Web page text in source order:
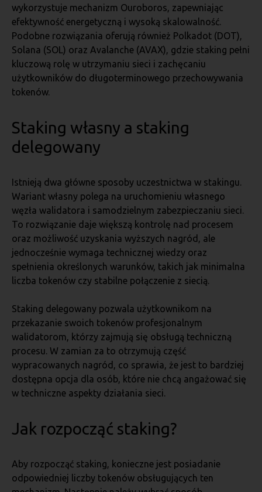
wykorzystuje mechanizm Ouroboros, zapewniając
efektywność energetyczną i wysoką skalowalność.
Podobne rozwiązania oferują również Polkadot (DOT),
Solana (SOL) oraz Avalanche (AVAX), gdzie staking pełni
kluczową rolę w utrzymaniu sieci i zachęcaniu
użytkowników do długoterminowego przechowywania
tokenów.
Staking własny a staking
delegowany
Istnieją dwa główne sposoby uczestnictwa w stakingu.
Wariant własny polega na uruchomieniu własnego
węzła walidatora i samodzielnym zabezpieczaniu sieci.
To rozwiązanie daje większą kontrolę nad procesem
oraz możliwość uzyskania wyższych nagród, ale
jednocześnie wymaga technicznej wiedzy oraz
spełnienia określonych warunków, takich jak minimalna
liczba tokenów czy stabilne połączenie z siecią.
Staking delegowany pozwala użytkownikom na
przekazanie swoich tokenów profesjonalnym
walidatorom, którzy zajmują się obsługą techniczną
procesu. W zamian za to otrzymują część
wypracowanych nagród, co sprawia, że jest to bardziej
dostępna opcja dla osób, które nie chcą angażować się
w techniczne aspekty działania sieci.
Jak rozpocząć staking?
Aby rozpocząć staking, konieczne jest posiadanie
odpowiedniej liczby tokenów obsługujących ten